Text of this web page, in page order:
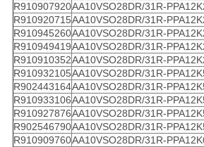
R910907920AA10VSO28DR/31R-
R910920715AA10VSO28DR/31R-
R910945260AA10VSO28DR/31R-
R910949419AA10VSO28DR/31R-
R910910352AA10VSO28DR/31R-
R910932105AA10VSO28DR/31R-
R902443164AA10VSO28DR/31R-
R910933106AA10VSO28DR/31R-
R910927876AA10VSO28DR/31R-
R902546790AA10VSO28DR/31R-
R910909760AA10VSO28DR/31R-